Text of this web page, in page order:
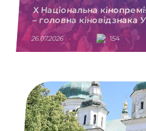
X Національна
– головна кіновідзнака
26.07.2026 154